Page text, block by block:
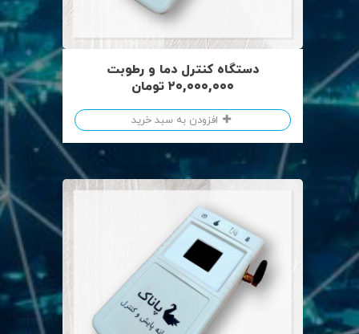
دستگاه کنترل دما و رطوبت
۲۰,۰۰۰,۰۰۰ تومان
افزودن به سبد خرید